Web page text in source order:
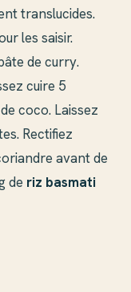
translucides.
les saisir.
de curry.
cuire 5
coco. Laissez
Rectifiez
avant de
de riz basmati